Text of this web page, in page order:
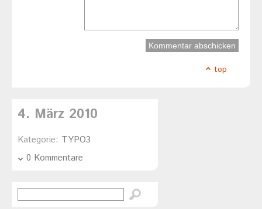
top
4. März 2010
Kategorie: TYPO3
0 Kommentare